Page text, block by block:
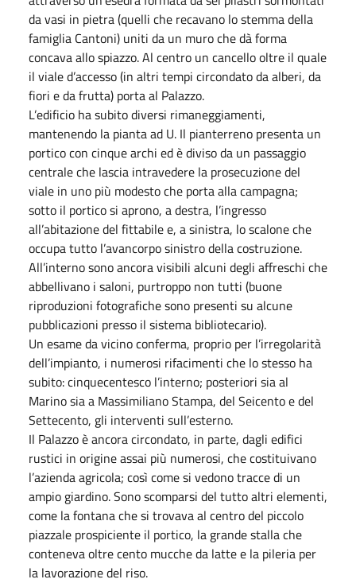
da vasi in pietra (quelli che recavano lo stemma della
famiglia Cantoni) uniti da un muro che dà forma
concava allo spiazzo. Al centro un cancello oltre il quale
il viale d’accesso (in altri tempi circondato da alberi, da
fiori e da frutta) porta al Palazzo.
L’edificio ha subito diversi rimaneggiamenti,
mantenendo la pianta ad U. Il pianterreno presenta un
portico con cinque archi ed è diviso da un passaggio
centrale che lascia intravedere la prosecuzione del
viale in uno più modesto che porta alla campagna;
sotto il portico si aprono, a destra, l’ingresso
all’abitazione del fittabile e, a sinistra, lo scalone che
occupa tutto l’avancorpo sinistro della costruzione.
All’interno sono ancora visibili alcuni degli affreschi che
abbellivano i saloni, purtroppo non tutti (buone
riproduzioni fotografiche sono presenti su alcune
pubblicazioni presso il sistema bibliotecario).
Un esame da vicino conferma, proprio per l’irregolarità
dell’impianto, i numerosi rifacimenti che lo stesso ha
subito: cinquecentesco l’interno; posteriori sia al
Marino sia a Massimiliano Stampa, del Seicento e del
Settecento, gli interventi sull’esterno.
Il Palazzo è ancora circondato, in parte, dagli edifici
rustici in origine assai più numerosi, che costituivano
l’azienda agricola; così come si vedono tracce di un
ampio giardino. Sono scomparsi del tutto altri elementi,
come la fontana che si trovava al centro del piccolo
piazzale prospiciente il portico, la grande stalla che
conteneva oltre cento mucche da latte e la pileria per
la lavorazione del riso.